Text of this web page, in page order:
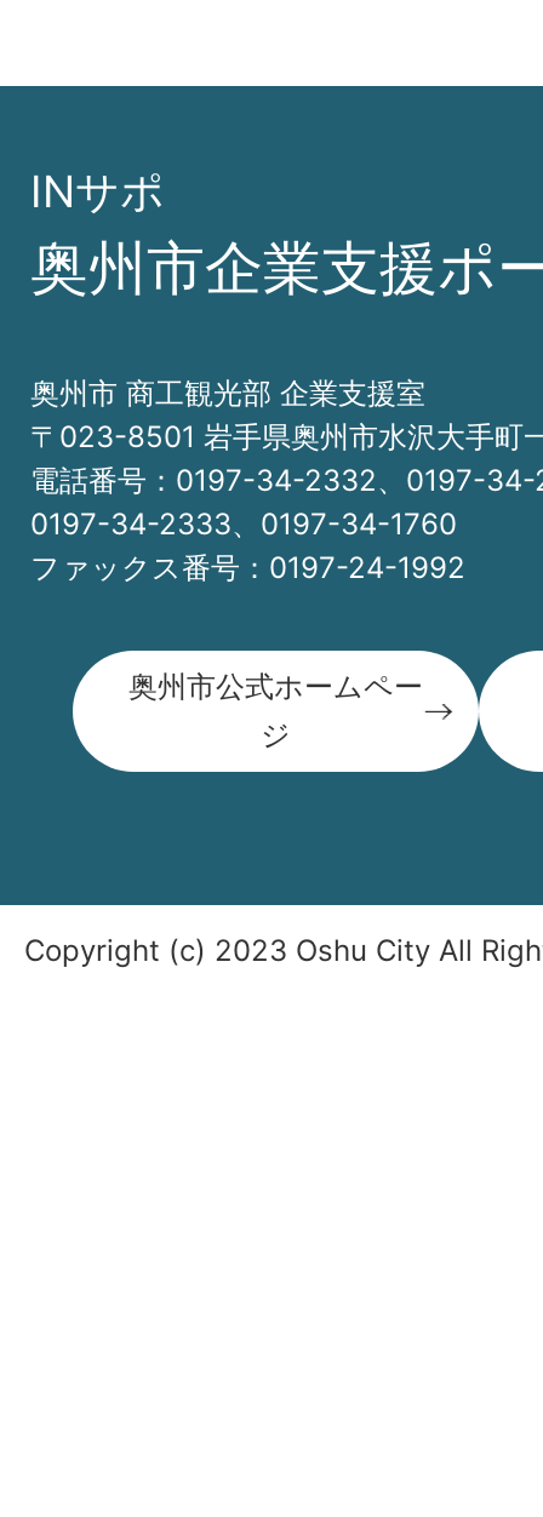
INサポ
奥州市企業支援ポ
奥州市 商工観光部 企業支援室
〒023-8501 岩手県奥州市水沢大手町
電話番号：0197-34-2332、0197-34-
0197-34-2333、0197-34-1760
ファックス番号：0197-24-1992
奥州市公式ホームペー
ジ
Copyright (c) 2023 Oshu City All